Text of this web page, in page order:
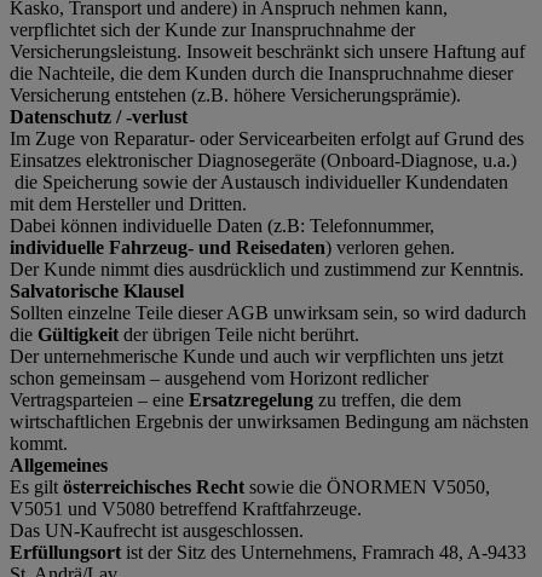
Kasko, Transport und andere) in Anspruch nehmen kann,
verpflichtet sich der Kunde zur Inanspruchnahme der
Versicherungsleistung. Insoweit beschränkt sich unsere Haftung auf
die Nachteile, die dem Kunden durch die Inanspruchnahme dieser
Versicherung entstehen (z.B. höhere Versicherungsprämie).
Datenschutz / -verlust
Im Zuge von Reparatur- oder Servicearbeiten erfolgt auf Grund des
Einsatzes elektronischer Diagnosegeräte (Onboard-Diagnose, u.a.)
die Speicherung sowie der Austausch individueller Kundendaten
mit dem Hersteller und Dritten.
Dabei können individuelle Daten (z.B: Telefonnummer,
individuelle Fahrzeug- und Reisedaten) verloren gehen.
Der Kunde nimmt dies ausdrücklich und zustimmend zur Kenntnis.
Salvatorische Klausel
Sollten einzelne Teile dieser AGB unwirksam sein, so wird dadurch
die Gültigkeit der übrigen Teile nicht berührt.
Der unternehmerische Kunde und auch wir verpflichten uns jetzt
schon gemeinsam – ausgehend vom Horizont redlicher
Vertragsparteien – eine Ersatzregelung zu treffen, die dem
wirtschaftlichen Ergebnis der unwirksamen Bedingung am nächsten
kommt.
Allgemeines
Es gilt österreichisches Recht sowie die ÖNORMEN V5050,
V5051 und V5080 betreffend Kraftfahrzeuge.
Das UN-Kaufrecht ist ausgeschlossen.
Erfüllungsort ist der Sitz des Unternehmens, Framrach 48, A-9433